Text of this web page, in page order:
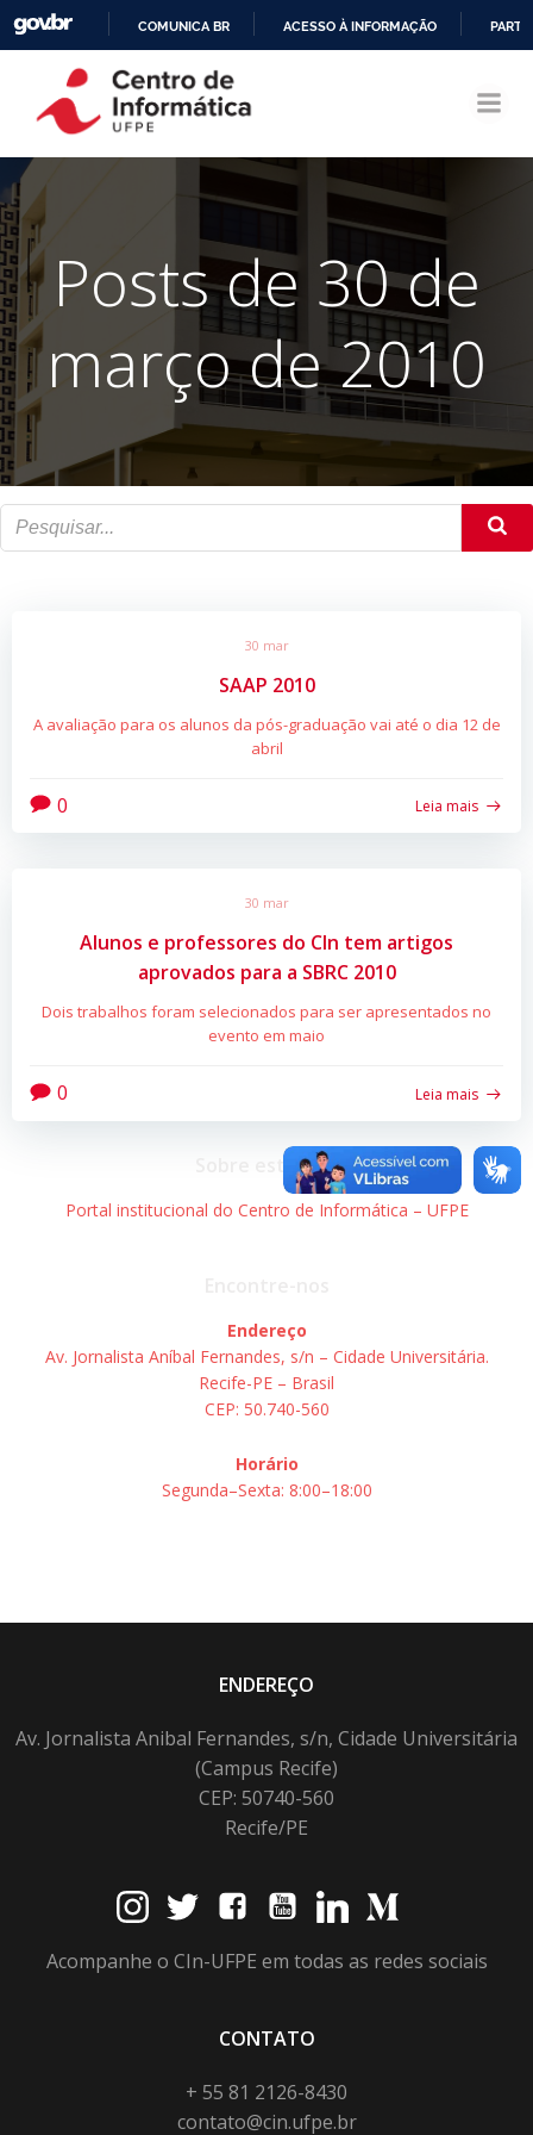
CONTEÚDO
COMUNICA BR ACESSO À INFORMAÇÃO
Posts de 30 de
março de 2010
30 mar
SAAP 2010
A avaliação para os alunos da pós-graduação vai até o dia 12 de
abril
0 Leia mais
30 mar
Alunos e professores do CIn tem artigos
aprovados para a SBRC 2010
Dois trabalhos foram selecionados para ser apresentados no
evento em maio
0 Leia mais
Sobre este site
Portal institucional do Centro de Informática – UFPE
Endereço
Av. Jornalista Aníbal Fernandes, s/n – Cidade Universitária.
Recife-PE – Brasil
CEP: 50.740-560
Horário
Segunda–Sexta: 8:00–18:00
ENDEREÇO
Av. Jornalista Anibal Fernandes, s/n, Cidade Universitária
(Campus Recife)
CEP: 50740-560
Recife/PE
Acompanhe o CIn-UFPE em todas as redes sociais
CONTATO
+ 55 81 2126-8430
contato@cin.ufpe.br